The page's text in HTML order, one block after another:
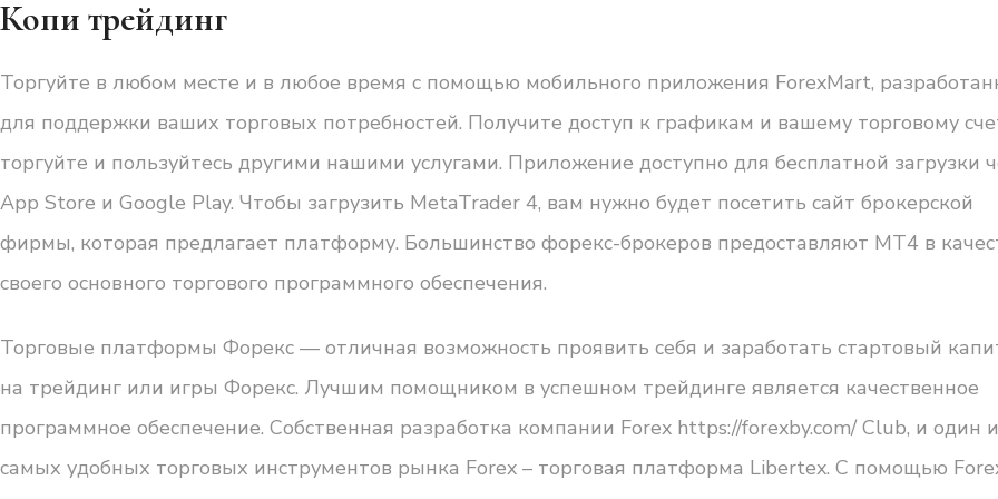
Копи трейдинг
Торгуйте в любом месте и в любое время с помощью мобильного приложения ForexMart,
для поддержки ваших торговых потребностей. Получите доступ к графикам и вашему торговому
торгуйте и пользуйтесь другими нашими услугами. Приложение доступно для бесплатной загрузки
App Store и Google Play. Чтобы загрузить MetaTrader 4, вам нужно будет посетить сайт брокерской
фирмы, которая предлагает платформу. Большинство форекс-брокеров предоставляют MT4 в
своего основного торгового программного обеспечения.
Торговые платформы Форекс — отличная возможность проявить себя и заработать стартовый
на трейдинг или игры Форекс. Лучшим помощником в успешном трейдинге является качественное
программное обеспечение. Собственная разработка компании Forex https://forexby.com/ Club, и один
самых удобных торговых инструментов рынка Forex – торговая платформа Libertex. С помощью